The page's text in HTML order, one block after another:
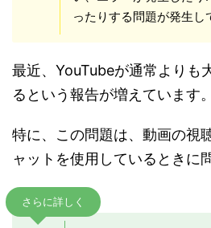
ったりする問題が発生し
最近、YouTubeが通常よりも
るという報告が増えています。
特に、この問題は、動画の視
ャットを使用しているときに
さらに詳しく